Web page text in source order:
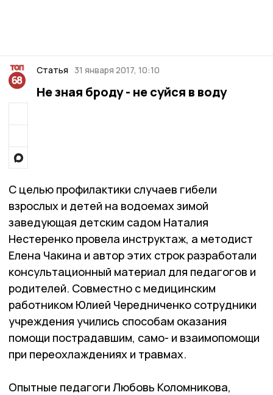
Статья 31 января 2017, 10:10
Не зная броду - не суйся в воду
С целью профилактики случаев гибели
взрослых и детей на водоемах зимой
заведующая детским садом Наталия
Нестеренко провела инструктаж, а методист
Елена Чакина и автор этих строк разработали
консультационный материал для педагогов и
родителей. Совместно с медицинским
работником Юлией Чередниченко сотрудники
учреждения учились способам оказания
помощи пострадавшим, само- и взаимопомощи
при переохлаждениях и травмах.
Опытные педагоги Любовь Коломникова,